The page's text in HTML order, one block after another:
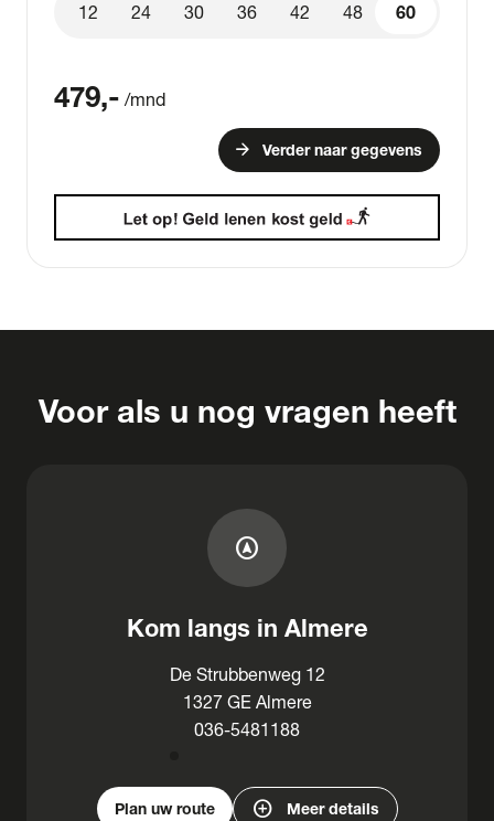
60
12 24 30 36 42 48 60
479,- /mnd
arrow_forward Verder naar gegevens
Voor als u nog vragen heeft
assistant_navigation
Kom langs in Almere
De Strubbenweg 12
1327 GE Almere
036-5481188
Plan uw route add_circle Meer details